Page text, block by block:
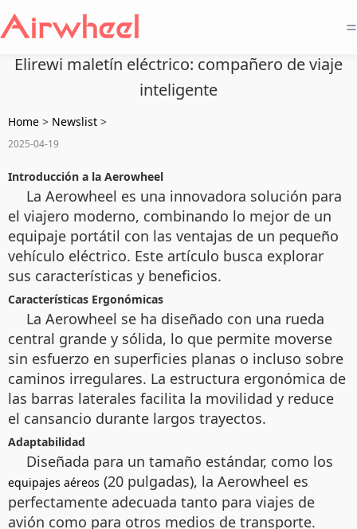
=
Elirewi maletín eléctrico: compañero de viaje
inteligente
Home > Newslist >
2025-04-19
Introducción a la Aerowheel
La Aerowheel es una innovadora solución para
el viajero moderno, combinando lo mejor de un
equipaje portátil con las ventajas de un pequeño
vehículo eléctrico. Este artículo busca explorar
sus características y beneficios.
Características Ergonómicas
La Aerowheel se ha diseñado con una rueda
central grande y sólida, lo que permite moverse
sin esfuerzo en superficies planas o incluso sobre
caminos irregulares. La estructura ergonómica de
las barras laterales facilita la movilidad y reduce
el cansancio durante largos trayectos.
Adaptabilidad
Diseñada para un tamaño estándar, como los
equipajes aéreos (20 pulgadas), la Aerowheel es
perfectamente adecuada tanto para viajes de
avión como para otros medios de transporte.